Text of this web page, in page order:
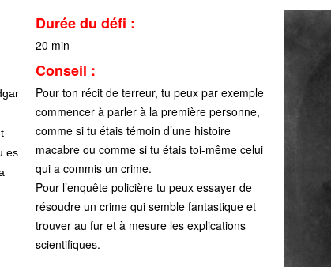
es
Durée du défi :
20 min
Conseil :
Pour ton récit de terreur, tu peux par exemple
commencer à parler à la première personne,
comme si tu étais témoin d’une histoire
macabre ou comme si tu étais toi-même celui
qui a commis un crime.
Pour l’enquête policière tu peux essayer de
résoudre un crime qui semble fantastique et
trouver au fur et à mesure les explications
scientifiques.